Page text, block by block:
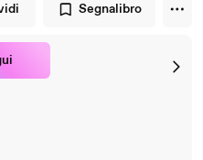
Segnalibro